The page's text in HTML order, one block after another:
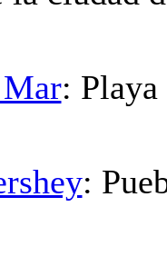
:
: